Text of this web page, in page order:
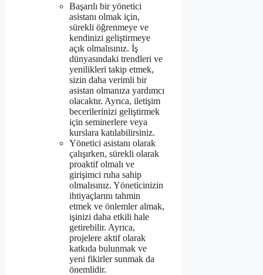
Başarılı bir yönetici
asistanı olmak için,
sürekli öğrenmeye ve
kendinizi geliştirmeye
açık olmalısınız. İş
dünyasındaki trendleri ve
yenilikleri takip etmek,
sizin daha verimli bir
asistan olmanıza yardımcı
olacaktır. Ayrıca, iletişim
becerilerinizi geliştirmek
için seminerlere veya
kurslara katılabilirsiniz.
Yönetici asistanı olarak
çalışırken, sürekli olarak
proaktif olmalı ve
girişimci ruha sahip
olmalısınız. Yöneticinizin
ihtiyaçlarını tahmin
etmek ve önlemler almak,
işinizi daha etkili hale
getirebilir. Ayrıca,
projelere aktif olarak
katkıda bulunmak ve
yeni fikirler sunmak da
önemlidir.